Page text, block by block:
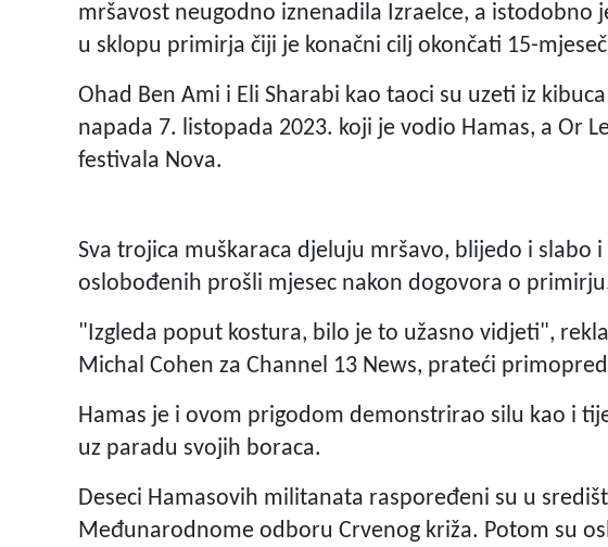
mršavost neugodno iznenadila Izraelce, a istodobno
u sklopu primirja čiji je konačni cilj okončati 15-
Ohad Ben Ami i Eli Sharabi kao taoci su uzeti iz
napada 7. listopada 2023. koji je vodio Hamas, a Or
festivala Nova.
Sva trojica muškaraca djeluju mršavo, blijedo i slabo
oslobođenih prošli mjesec nakon dogovora o
"Izgleda poput kostura, bilo je to užasno vidjeti",
Michal Cohen za Channel 13 News, prateći
Hamas je i ovom prigodom demonstrirao silu kao i
uz paradu svojih boraca.
Deseci Hamasovih militanata raspoređeni su u
Međunarodnome odboru Crvenog križa. Potom su